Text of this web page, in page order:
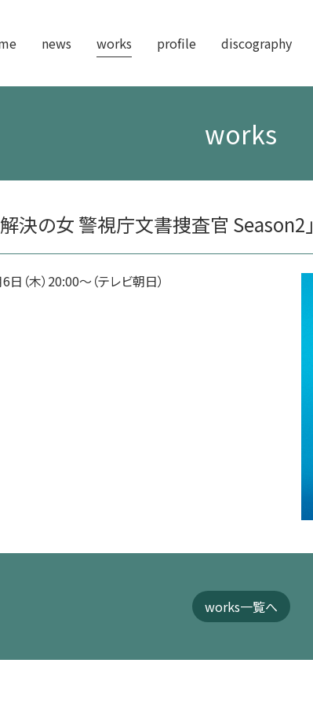
news works profile discography
works
解決の女 警視庁文書捜査官 Season2」
（木）20:00～（テレビ朝日）
works一覧へ